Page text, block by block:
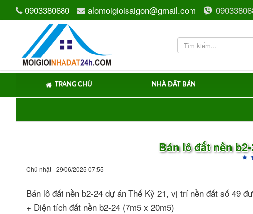
0903380680 alomoigioisaigon@gmail.com
TRANG CHỦ NHÀ ĐẤT BÁN
Bán lô đất nền
Chủ nhật - 29/06/2025 07:55
Bán lô đất nền b2-24 dự án Thế Kỷ 21, vị trí nền đất số 49
+ Diện tích đất nền b2-24 (7m5 x 20m5)